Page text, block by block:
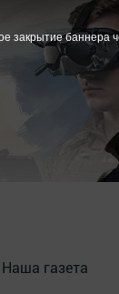
Наша газета
закрытие баннера